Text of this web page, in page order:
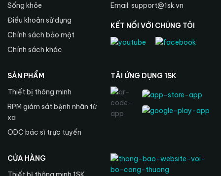
Sống khỏe
Điều khoản sử dụng
Chính sách bảo mật
Chính sách khác
Email: support@1sk.vn
KẾT NỐI VỚI CHÚNG TÔI
SẢN PHẨM
Thiết bị thông minh
RPM giám sát bệnh nhân từ
xa
ODC bác sĩ trực tuyến
TẢI ỨNG DỤNG 1SK
CỬA HÀNG